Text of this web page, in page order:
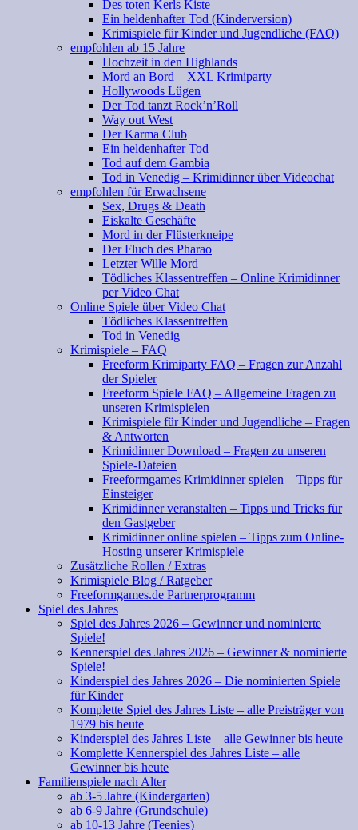
Des toten Kerls Kiste
Ein heldenhafter Tod (Kinderversion)
Krimispiele für Kinder und Jugendliche (FAQ)
empfohlen ab 15 Jahre
Hochzeit in den Highlands
Mord an Bord – XXL Krimiparty
Hollywoods Lügen
Der Tod tanzt Rock’n’Roll
Way out West
Der Karma Club
Ein heldenhafter Tod
Tod auf dem Gambia
Tod in Venedig – Krimidinner über Videochat
empfohlen für Erwachsene
Sex, Drugs & Death
Eiskalte Geschäfte
Mord in der Flüsterkneipe
Der Fluch des Pharao
Letzter Wille Mord
Tödliches Klassentreffen – Online Krimidinner
per Video Chat
Online Spiele über Video Chat
Tödliches Klassentreffen
Tod in Venedig
Krimispiele – FAQ
Freeform Krimiparty FAQ – Fragen zur Anzahl
der Spieler
Freeform Spiele FAQ – Allgemeine Fragen zu
unseren Krimispielen
Krimispiele für Kinder und Jugendliche – Fragen
& Antworten
Krimidinner Download – Fragen zu unseren
Spiele-Dateien
Freeformgames Krimidinner spielen – Tipps für
Einsteiger
Krimidinner veranstalten – Tipps und Tricks für
den Gastgeber
Krimidinner online spielen – Tipps zum Online-
Hosting unserer Krimispiele
Zusätzliche Rollen / Extras
Krimispiele Blog / Ratgeber
Freeformgames.de Partnerprogramm
Spiel des Jahres
Spiel des Jahres 2026 – Gewinner und nominierte
Spiele!
Kennerspiel des Jahres 2026 – Gewinner & nominierte
Spiele!
Kinderspiel des Jahres 2026 – Die nominierten Spiele
für Kinder
Komplette Spiel des Jahres Liste – alle Preisträger von
1979 bis heute
Kinderspiel des Jahres Liste – alle Gewinner bis heute
Komplette Kennerspiel des Jahres Liste – alle
Gewinner bis heute
Familienspiele nach Alter
ab 3-5 Jahre (Kindergarten)
ab 6-9 Jahre (Grundschule)
ab 10-13 Jahre (Teenies)